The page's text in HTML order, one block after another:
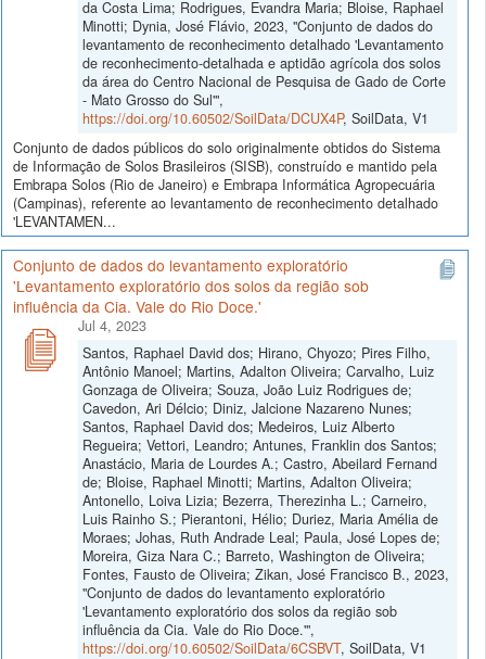
da Costa Lima; Rodrigues, Evandra Maria; Bloise, Raphael
Minotti; Dynia, José Flávio, 2023, "Conjunto de dados do
levantamento de reconhecimento detalhado 'Levantamento
de reconhecimento-detalhada e aptidão agrícola dos solos
da área do Centro Nacional de Pesquisa de Gado de Corte
- Mato Grosso do Sul'",
https://doi.org/10.60502/SoilData/DCUX4P, SoilData, V1
Conjunto de dados públicos do solo originalmente obtidos do Sistema
de Informação de Solos Brasileiros (SISB), construído e mantido pela
Embrapa Solos (Rio de Janeiro) e Embrapa Informática Agropecuária
(Campinas), referente ao levantamento de reconhecimento detalhado
'LEVANTAMEN...
Conjunto de dados do levantamento exploratório
'Levantamento exploratório dos solos da região sob
influência da Cia. Vale do Rio Doce.'
Jul 4, 2023
Santos, Raphael David dos; Hirano, Chyozo; Pires Filho,
Antônio Manoel; Martins, Adalton Oliveira; Carvalho, Luiz
Gonzaga de Oliveira; Souza, João Luiz Rodrigues de;
Cavedon, Ari Délcio; Diniz, Jalcione Nazareno Nunes;
Santos, Raphael David dos; Medeiros, Luiz Alberto
Regueira; Vettori, Leandro; Antunes, Franklin dos Santos;
Anastácio, Maria de Lourdes A.; Castro, Abeilard Fernand
de; Bloise, Raphael Minotti; Martins, Adalton Oliveira;
Antonello, Loiva Lizia; Bezerra, Therezinha L.; Carneiro,
Luis Rainho S.; Pierantoni, Hélio; Duriez, Maria Amélia de
Moraes; Johas, Ruth Andrade Leal; Paula, José Lopes de;
Moreira, Giza Nara C.; Barreto, Washington de Oliveira;
Fontes, Fausto de Oliveira; Zikan, José Francisco B., 2023,
"Conjunto de dados do levantamento exploratório
'Levantamento exploratório dos solos da região sob
influência da Cia. Vale do Rio Doce.'",
https://doi.org/10.60502/SoilData/6CSBVT, SoilData, V1